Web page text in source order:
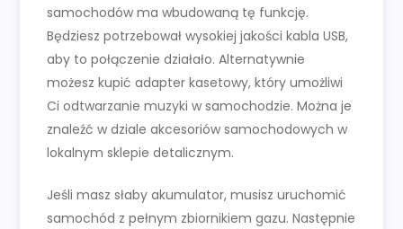
samochodów ma wbudowaną tę funkcję.
Będziesz potrzebował wysokiej jakości kabla USB,
aby to połączenie działało. Alternatywnie
możesz kupić adapter kasetowy, który umożliwi
Ci odtwarzanie muzyki w samochodzie. Można je
znaleźć w dziale akcesoriów samochodowych w
lokalnym sklepie detalicznym.
Jeśli masz słaby akumulator, musisz uruchomić
samochód z pełnym zbiornikiem gazu. Następnie